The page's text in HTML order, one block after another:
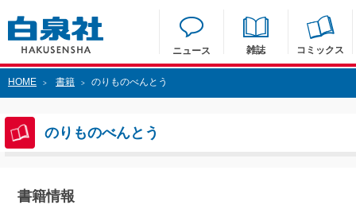
ニュース 雑誌 コミックス
HOME > 書籍 > のりものべんとう
のりものべんとう
書籍情報